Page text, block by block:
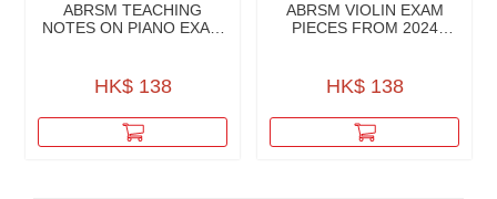
ABRSM TEACHING
NOTES ON PIANO EXAM
HK$ 138
ABRSM VIOLIN EXAM
PIECES FROM 2024
HK$ 138